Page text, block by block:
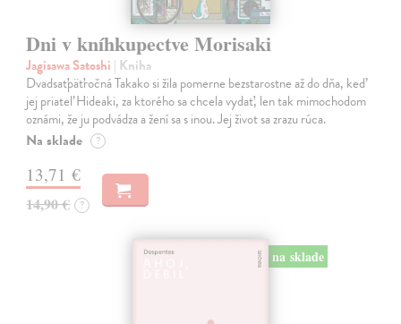
Dni v kníhkupectve Morisaki
Jagisawa Satoshi | Kniha
Dvadsaťpäťročná Takako si žila pomerne bezstarostne až do dňa, keď
jej priateľ Hideaki, za ktorého sa chcela vydať, len tak mimochodom
oznámi, že ju podvádza a žení sa s inou. Jej život sa zrazu rúca.
Na sklade ?
13,71 €
14,90 € ?
na sklade